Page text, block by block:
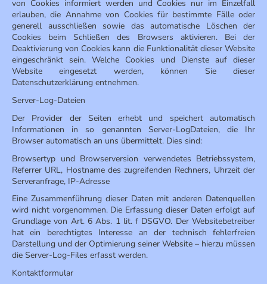
von Cookies informiert werden und Cookies nur im Einzelfall
erlauben, die Annahme von Cookies für bestimmte Fälle oder
generell ausschließen sowie das automatische Löschen der
Cookies beim Schließen des Browsers aktivieren. Bei der
Deaktivierung von Cookies kann die Funktionalität dieser Website
eingeschränkt sein. Welche Cookies und Dienste auf dieser
Website eingesetzt werden, können Sie dieser
Datenschutzerklärung entnehmen.
Server-Log-Dateien
Der Provider der Seiten erhebt und speichert automatisch
Informationen in so genannten Server-LogDateien, die Ihr
Browser automatisch an uns übermittelt. Dies sind:
Browsertyp und Browserversion verwendetes Betriebssystem,
Referrer URL, Hostname des zugreifenden Rechners, Uhrzeit der
Serveranfrage, IP-Adresse
Eine Zusammenführung dieser Daten mit anderen Datenquellen
wird nicht vorgenommen. Die Erfassung dieser Daten erfolgt auf
Grundlage von Art. 6 Abs. 1 lit. f DSGVO. Der Websitebetreiber
hat ein berechtigtes Interesse an der technisch fehlerfreien
Darstellung und der Optimierung seiner Website – hierzu müssen
die Server-Log-Files erfasst werden.
Kontaktformular